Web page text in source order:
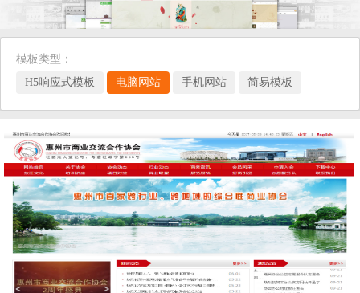
模板类型：
H5响应式模板
电脑网站 手机网站 简易模板